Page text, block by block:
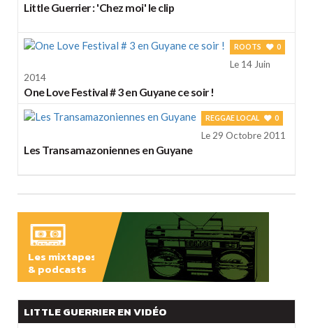
Little Guerrier : 'Chez moi' le clip
ROOTS 0
Le 14 Juin
2014
One Love Festival # 3 en Guyane ce soir !
REGGAE LOCAL 0
Le 29 Octobre 2011
Les Transamazoniennes en Guyane
Les mixtapes
& podcasts
LITTLE GUERRIER EN VIDÉO